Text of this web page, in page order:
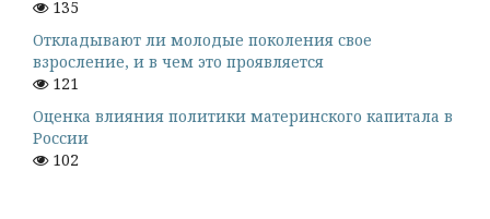
135
Откладывают ли молодые поколения свое
взросление, и в чем это проявляется
121
Оценка влияния политики материнского капитала в
России
102